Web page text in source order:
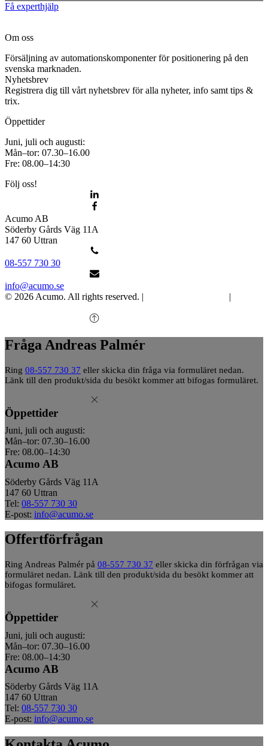
Få experthjälp
Om oss
Försäljning av automationskomponenter för positionering på den
svenska marknaden.
Nyhetsbrev
Registrera dig till vårt nyhetsbrev för alla nyheter, info samt tips &
trix.
Öppettider
Juni, juli och augusti:
Mån–tor: 07.30–16.00
Fre: 08.00–14:30
Följ oss!
Acumo AB
Söderby Gårds Väg 11A
147 60 Uttran
08-557 730 30
info@acumo.se
© 2026 Acumo. All rights reserved. |
|
Fråga Andreas Palmér
Ring 08-557 730 37 eller skicka din fråga via formuläret nedan.
Länk till den produkt/sida du besökt kommer att bifogas formuläret.
Öppettider
Juni, juli och augusti:
Mån–tor: 07.30–16.00
Fre: 08.00–14:30
Acumo AB
Söderby Gårds Väg 11A
147 60 Uttran
Tel: 08-557 730 30
E-post: info@acumo.se
Offertförfrågan
Ring Andreas Palmér på 08-557 730 37 eller skicka din förfrågan via
formuläret nedan. Länk till den produkt/sida du besökt kommer att
bifogas formuläret.
Öppettider
Juni, juli och augusti:
Mån–tor: 07.30–16.00
Fre: 08.00–14:30
Acumo AB
Söderby Gårds Väg 11A
147 60 Uttran
Tel: 08-557 730 30
E-post: info@acumo.se